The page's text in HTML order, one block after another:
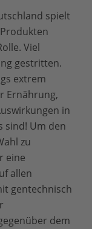
spielt
Viel
gestritten.
extrem
Ernährung,
in
sind! Um den
zu
eine
allen
gentechnisch
dem